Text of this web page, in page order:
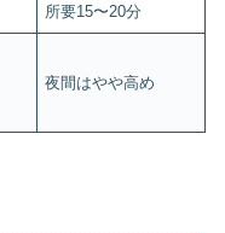
所要15〜20分
夜間はやや高め